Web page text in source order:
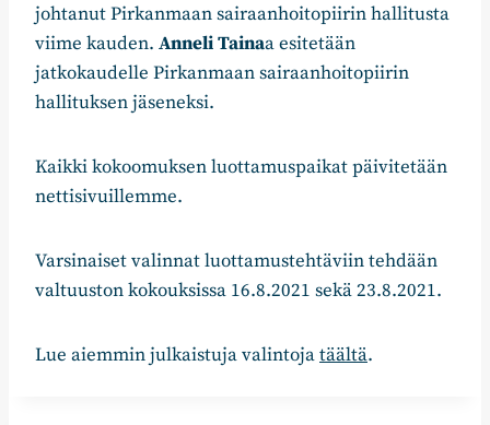
johtanut Pirkanmaan sairaanhoitopiirin hallitusta
viime kauden. Anneli Tainaa esitetään
jatkokaudelle Pirkanmaan sairaanhoitopiirin
hallituksen jäseneksi.
Kaikki kokoomuksen luottamuspaikat päivitetään
nettisivuillemme.
Varsinaiset valinnat luottamustehtäviin tehdään
valtuuston kokouksissa 16.8.2021 sekä 23.8.2021.
Lue aiemmin julkaistuja valintojatäältä.